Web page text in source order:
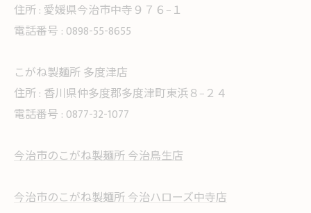
住所 : 愛媛県今治市中寺９７６−１
電話番号 : 0898-55-8655
こがね製麺所 多度津店
住所 : 香川県仲多度郡多度津町東浜８−２４
電話番号 : 0877-32-1077
今治市のこがね製麺所 今治鳥生店
今治市のこがね製麺所 今治ハローズ中寺店